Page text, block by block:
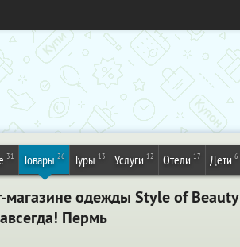
31 Товары 26 Туры 13 Услуги 12 Отели 17 Дети 6
магазине одежды Style of Beauty
Пермь